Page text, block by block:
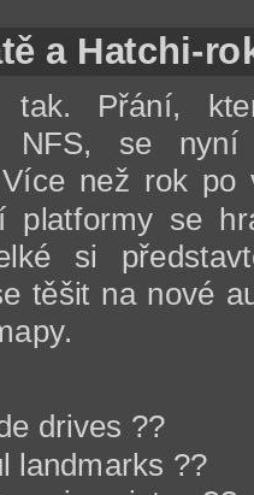
a Hatchi-
Přání,
NFS, se
Více než rok
platformy se
si
těšit na nové
drives ??
landmarks ??